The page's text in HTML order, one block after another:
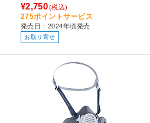
¥2,750(税込)
275ポイントサービス
発売日：2024年頃発売
お取り寄せ